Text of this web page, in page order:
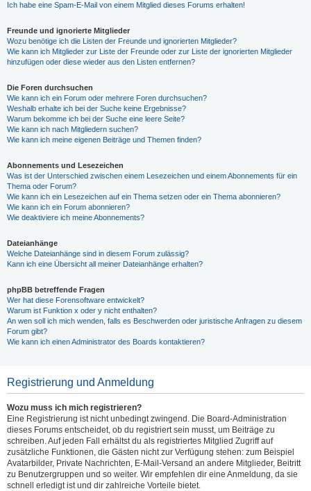
Ich habe eine Spam-E-Mail von einem Mitglied dieses Forums erhalten!
Freunde und ignorierte Mitglieder
Wozu benötige ich die Listen der Freunde und ignorierten Mitglieder?
Wie kann ich Mitglieder zur Liste der Freunde oder zur Liste der ignorierten Mitglieder
hinzufügen oder diese wieder aus den Listen entfernen?
Die Foren durchsuchen
Wie kann ich ein Forum oder mehrere Foren durchsuchen?
Weshalb erhalte ich bei der Suche keine Ergebnisse?
Warum bekomme ich bei der Suche eine leere Seite?
Wie kann ich nach Mitgliedern suchen?
Wie kann ich meine eigenen Beiträge und Themen finden?
Abonnements und Lesezeichen
Was ist der Unterschied zwischen einem Lesezeichen und einem Abonnements für ein
Thema oder Forum?
Wie kann ich ein Lesezeichen auf ein Thema setzen oder ein Thema abonnieren?
Wie kann ich ein Forum abonnieren?
Wie deaktiviere ich meine Abonnements?
Dateianhänge
Welche Dateianhänge sind in diesem Forum zulässig?
Kann ich eine Übersicht all meiner Dateianhänge erhalten?
phpBB betreffende Fragen
Wer hat diese Forensoftware entwickelt?
Warum ist Funktion x oder y nicht enthalten?
An wen soll ich mich wenden, falls es Beschwerden oder juristische Anfragen zu diesem
Forum gibt?
Wie kann ich einen Administrator des Boards kontaktieren?
Registrierung und Anmeldung
Wozu muss ich mich registrieren?
Eine Registrierung ist nicht unbedingt zwingend. Die Board-Administration
dieses Forums entscheidet, ob du registriert sein musst, um Beiträge zu
schreiben. Auf jeden Fall erhältst du als registriertes Mitglied Zugriff auf
zusätzliche Funktionen, die Gästen nicht zur Verfügung stehen: zum Beispiel
Avatarbilder, Private Nachrichten, E-Mail-Versand an andere Mitglieder, Beitritt
zu Benutzergruppen und so weiter. Wir empfehlen dir eine Anmeldung, da sie
schnell erledigt ist und dir zahlreiche Vorteile bietet.